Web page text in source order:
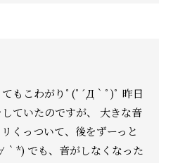
もこわがりﾟ(ﾟ´Д｀ﾟ)ﾟ 昨日
ていたのですが、 大きな音
くっついて、後をずーっと
*) でも、音がしなくなった